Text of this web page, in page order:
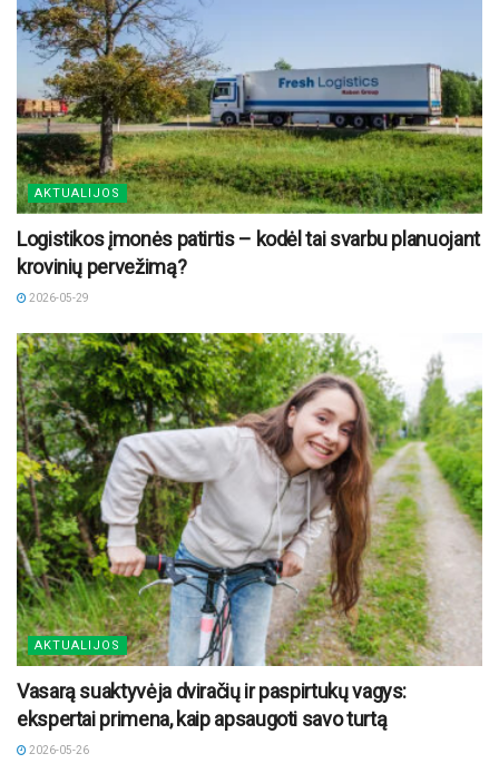
AKTUALIJOS
Logistikos įmonės patirtis – kodėl tai svarbu planuojant
krovinių pervežimą?
2026-05-29
AKTUALIJOS
Vasarą suaktyvėja dviračių ir paspirtukų vagys:
ekspertai primena, kaip apsaugoti savo turtą
2026-05-26